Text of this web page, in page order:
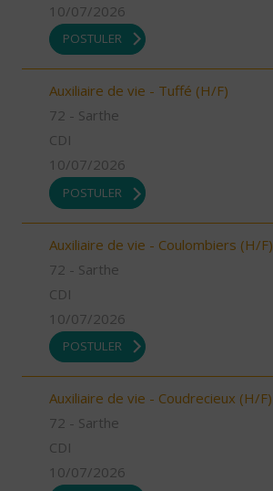
10/07/2026
POSTULER
Auxiliaire de vie - Tuffé (H/F)
72 - Sarthe
CDI
10/07/2026
POSTULER
Auxiliaire de vie - Coulombiers (H/F)
72 - Sarthe
CDI
10/07/2026
POSTULER
Auxiliaire de vie - Coudrecieux (H/F)
72 - Sarthe
CDI
10/07/2026